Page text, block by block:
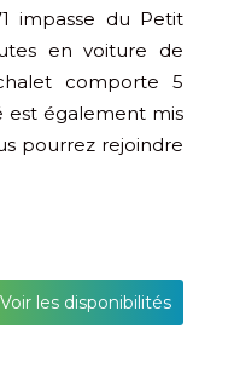
impasse du Petit
en voiture de
comporte 5
est également mis
pourrez rejoindre
Voir les disponibilités